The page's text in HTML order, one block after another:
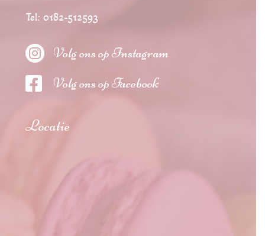
Tel: 0182-512593
 Volg ons op Instagram
 Volg ons op Facebook
Locatie